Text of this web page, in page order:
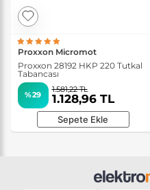
Proxxon Micromot
Proxxon 28192 HKP 220 Tutkal
Tabancası
%29
1.581,22 TL
1.128,96 TL
Sepete Ekle